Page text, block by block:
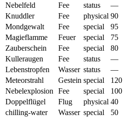
Nebelfeld
Fee status —
Knuddler
Fee physical 90
Mondgewalt
Fee special 95
Magieflamme
Feuer special 75
Zauberschein
Fee special 80
Kulleraugen
Fee status —
Lebenstropfen
Wasser status —
Meteorstrahl
Gestein special 120
Nebelexplosion
Fee special 100
Doppelflügel
Flug physical 40
chilling-water
Wasser special 50